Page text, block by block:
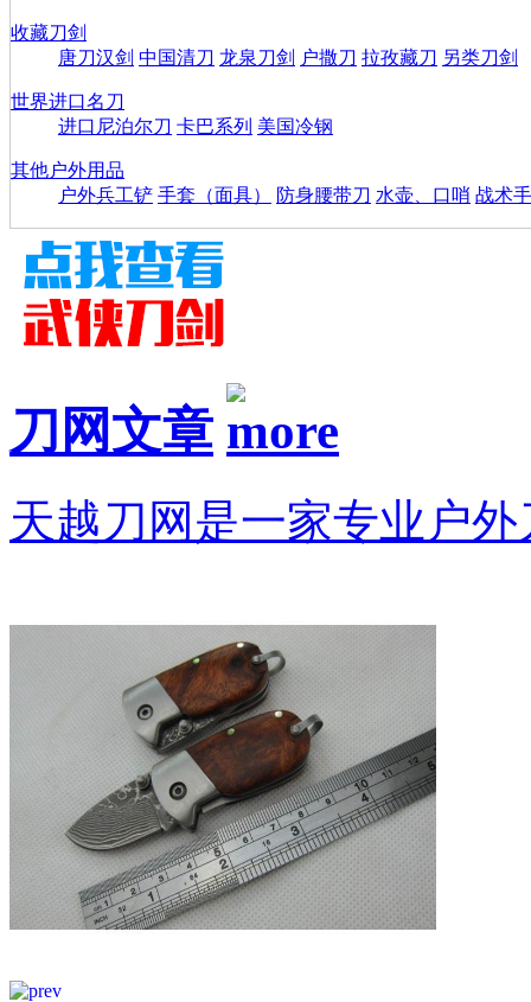
收藏刀剑
唐刀汉剑 中国清刀 龙泉刀剑 户撒刀 拉孜藏刀 另类刀剑
世界进口名刀
进口尼泊尔刀 卡巴系列 美国冷钢
其他户外用品
户外兵工铲 手套（面具） 防身腰带刀 水壶、口哨 战术
刀网文章
天越刀网是一家专业户